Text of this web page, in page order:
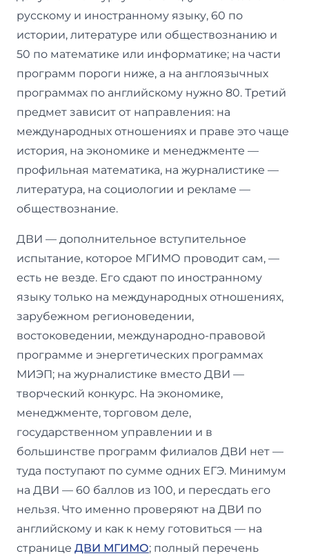
русскому и иностранному языку, 60 по
истории, литературе или обществознанию и
50 по математике или информатике; на части
программ пороги ниже, а на англоязычных
программах по английскому нужно 80. Третий
предмет зависит от направления: на
международных отношениях и праве это чаще
история, на экономике и менеджменте —
профильная математика, на журналистике —
литература, на социологии и рекламе —
обществознание.
ДВИ — дополнительное вступительное
испытание, которое МГИМО проводит сам, —
есть не везде. Его сдают по иностранному
языку только на международных отношениях,
зарубежном регионоведении,
востоковедении, международно-правовой
программе и энергетических программах
МИЭП; на журналистике вместо ДВИ —
творческий конкурс. На экономике,
менеджменте, торговом деле,
государственном управлении и в
большинстве программ филиалов ДВИ нет —
туда поступают по сумме одних ЕГЭ. Минимум
на ДВИ — 60 баллов из 100, и пересдать его
нельзя. Что именно проверяют на ДВИ по
английскому и как к нему готовиться — на
странице ДВИ МГИМО; полный перечень